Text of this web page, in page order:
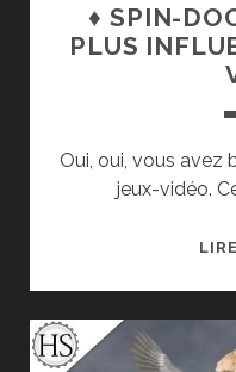
♦ SPIN-
PLUS
Oui, oui, vous avez
jeux-vidéo.